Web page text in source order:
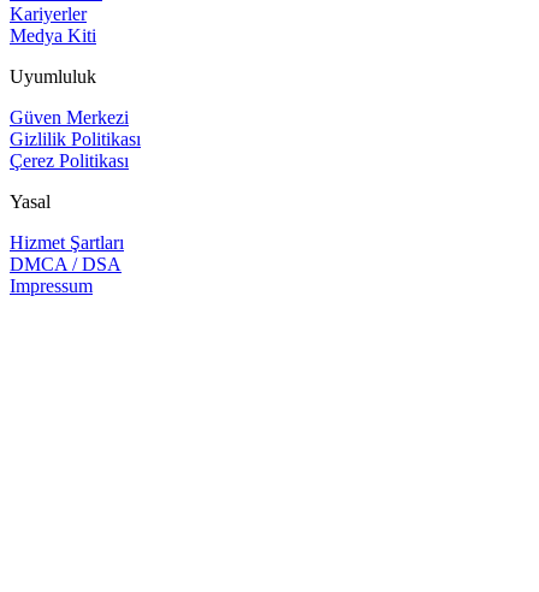
Kariyerler
Medya Kiti
Uyumluluk
Güven Merkezi
Gizlilik Politikası
Çerez Politikası
Yasal
Hizmet Şartları
DMCA / DSA
Impressum